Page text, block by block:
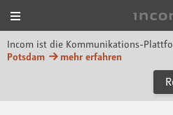
Incom ist die Kommunikations-
Potsdam
mehr erfahren